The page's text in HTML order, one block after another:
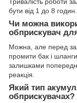
бути від 1 до 8 годин.
Чи можна
обприскувач
Можна, але перед
промити бак і
залишками
реакція.
Який тип
обприскувачах?